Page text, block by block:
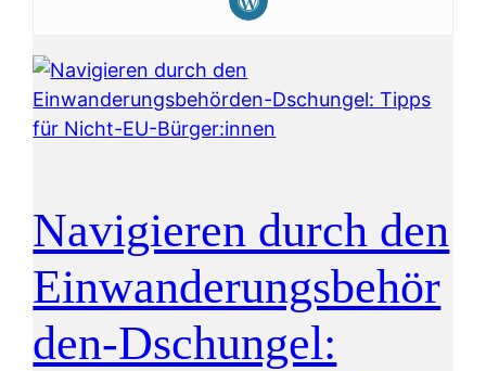
Navigieren durch den
Einwanderungsbehör
den-Dschungel: